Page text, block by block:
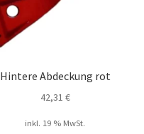
Hintere Abdeckung rot
42,31 €
inkl. 19 % MwSt.